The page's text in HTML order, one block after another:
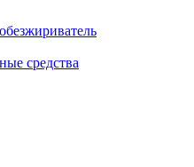
средства